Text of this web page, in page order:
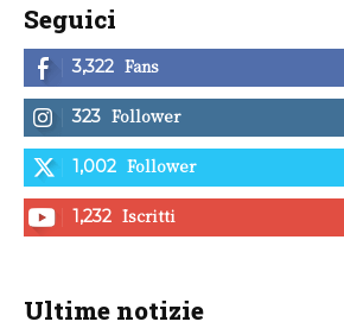
Seguici
3,322 Fans
323 Follower
1,002 Follower
1,232 Iscritti
Ultime notizie